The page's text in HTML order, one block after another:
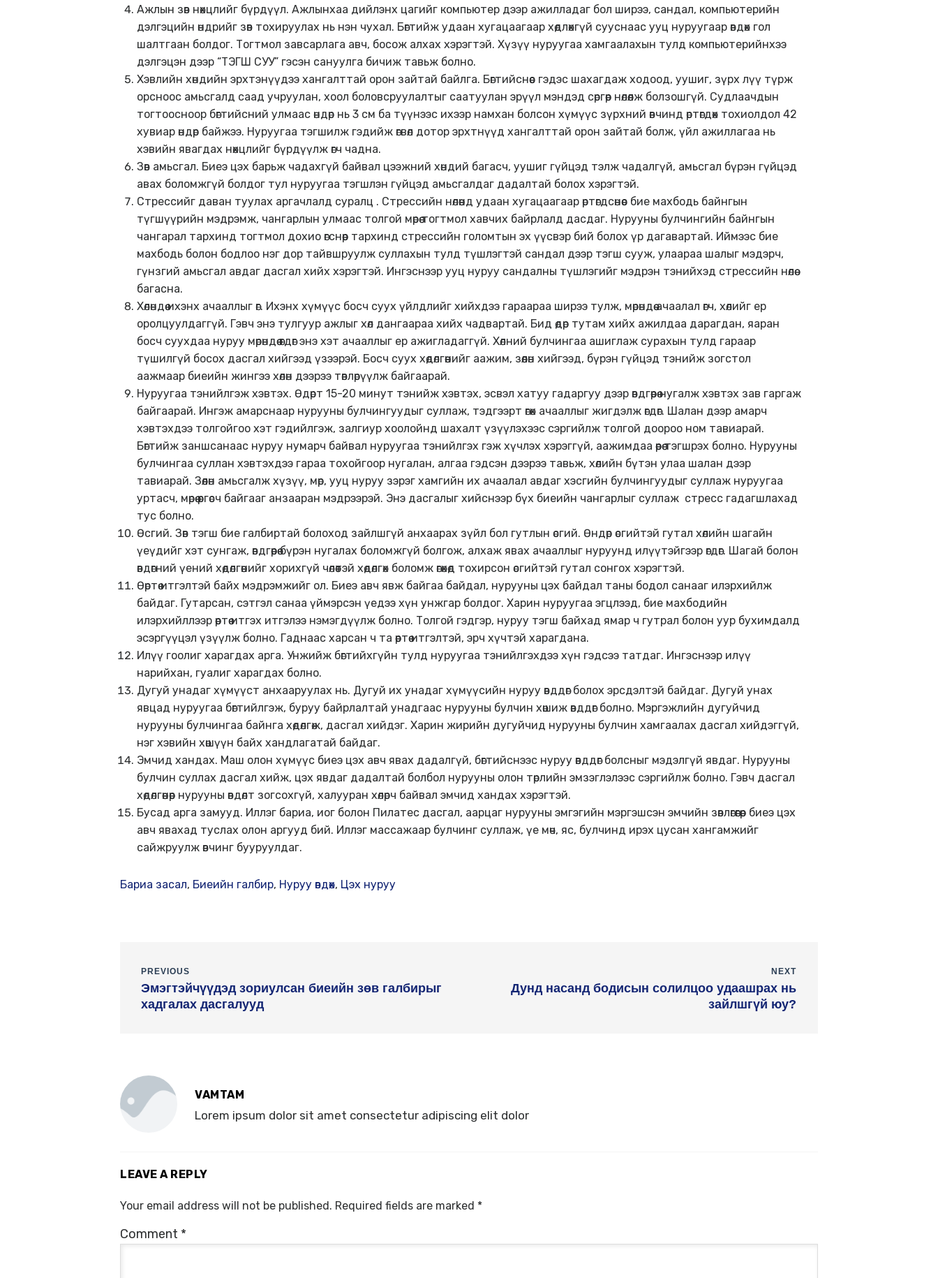
Ажлын зөв нөхцлийг бүрдүүл. Ажлынхаа дийлэнх цагийг компьютер дээр ажилладаг бол ширээ, сандал, компьютерийн
дэлгэцийн өндрийг зөв тохируулах нь нэн чухал. Бөгтийж удаан хугацаагаар хөдлөхгүй сууснаас ууц нуруугаар өвдөх гол
шалтгаан болдог. Тогтмол завсарлага авч, босож алхах хэрэгтэй. Хүзүү нуруугаа хамгаалахын тулд компьютерийнхээ
дэлгэцэн дээр “ТЭГШ СУУ” гэсэн сануулга бичиж тавьж болно.
Хэвлийн хөндийн эрхтэнүүдээ хангалттай орон зайтай байлга. Бөгтийснөөс гэдэс шахагдаж ходоод, уушиг, зүрх лүү түрж
орсноос амьсгалд саад учруулан, хоол боловсруулалтыг саатуулан эрүүл мэндэд сөргөөр нөлөөлж болзошгүй. Судлаачдын
тогтоосноор бөгтийсний улмаас өндөр нь 3 см ба түүнээс ихээр намхан болсон хүмүүс зүрхний өвчинд өртөгдөх тохиолдол 42
хувиар өндөр байжээ. Нуруугаа тэгшилж гэдийж өгвөл дотор эрхтнүүд хангалттай орон зайтай болж, үйл ажиллагаа нь
хэвийн явагдах нөхцлийг бүрдүүлж өгч чадна.
Зөв амьсгал. Биеэ цэх барьж чадахгүй байвал цээжний хөндий багасч, уушиг гүйцэд тэлж чадалгүй, амьсгал бүрэн гүйцэд
авах боломжгүй болдог тул нуруугаа тэгшлэн гүйцэд амьсгалдаг дадалтай болох хэрэгтэй.
Стрессийг даван туулах аргачлалд суралц . Стрессийн нөлөөнд удаан хугацаагаар өртөгдсөнөөс бие махбодь байнгын
түгшүүрийн мэдрэмж, чангарлын улмаас толгой мөрөө тогтмол хавчих байрлалд дасдаг. Нурууны булчингийн байнгын
чангарал тархинд тогтмол дохио өгснөөр тархинд стрессийн голомтын эх үүсвэр бий болох үр дагавартай. Иймээс бие
махбодь болон бодлоо нэг дор тайвшруулж суллахын тулд түшлэгтэй сандал дээр тэгш сууж, улаараа шалыг мэдэрч,
гүнзгий амьсгал авдаг дасгал хийх хэрэгтэй. Ингэснээр ууц нуруу сандалны түшлэгийг мэдрэн тэнийхэд стрессийн нөлөө
багасна.
Хөлөндөө ихэнх ачааллыг өг. Ихэнх хүмүүс босч суух үйлдлийг хийхдээ гараараа ширээ тулж, мөрөндөө ачаалал өгч, хөлийг ер
оролцуулдаггүй. Гэвч энэ тулгуур ажлыг хөл дангаараа хийх чадвартай. Бид өдөр тутам хийх ажилдаа дарагдан, яаран
босч суухдаа нуруу мөрөндөө өгдөг энэ хэт ачааллыг ер ажигладаггүй. Хөлний булчингаа ашиглаж сурахын тулд гараар
түшилгүй босох дасгал хийгээд үзээрэй. Босч суух хөдөлгөөнийг аажим, зөөлөн хийгээд, бүрэн гүйцэд тэнийж зогстол
аажмаар биеийн жингээ хөлөн дээрээ төвлөрүүлж байгаарай.
Нуруугаа тэнийлгэж хэвтэх. Өдөрт 15-20 минут тэнийж хэвтэх, эсвэл хатуу гадаргуу дээр өвдгөөрөө нугалж хэвтэх зав гаргаж
байгаарай. Ингэж амарснаар нурууны булчингуудыг суллаж, тэдгээрт өгөх ачааллыг жигдэлж өгдөг. Шалан дээр амарч
хэвтэхдээ толгойгоо хэт гэдийлгэж, залгиур хоолойнд шахалт үзүүлэхээс сэргийлж толгой доороо ном тавиарай.
Бөгтийж заншсанаас нуруу нумарч байвал нуруугаа тэнийлгэх гэж хүчлэх хэрэггүй, аажимдаа өөрөө тэгшрэх болно. Нурууны
булчингаа суллан хэвтэхдээ гараа тохойгоор нугалан, алгаа гэдсэн дээрээ тавьж, хөлийн бүтэн улаа шалан дээр
тавиарай. Зөөлөн амьсгалж хүзүү, мөр, ууц нуруу зэрэг хамгийн их ачаалал авдаг хэсгийн булчингуудыг суллаж нуруугаа
уртасч, мөрөө өргөсч байгааг анзааран мэдрээрэй. Энэ дасгалыг хийснээр бүх биеийн чангарлыг суллаж стресс гадагшлахад
тус болно.
Өсгий. Зөв тэгш бие галбиртай болоход зайлшгүй анхаарах зүйл бол гутлын өсгий. Өндөр өсгийтэй гутал хөлийн шагайн
үеүдийг хэт сунгаж, өвдгөөрөө бүрэн нугалах боломжгүй болгож, алхаж явах ачааллыг нуруунд илүүтэйгээр өгдөг. Шагай болон
өвдөгний үений хөдөлгөөнийг хорихгүй чөлөөтэй хөдөлгөх боломж өгөхөд тохирсон өсгийтэй гутал сонгох хэрэгтэй.
Өөртөө итгэлтэй байх мэдрэмжийг ол. Биеэ авч явж байгаа байдал, нурууны цэх байдал таны бодол санааг илэрхийлж
байдаг. Гутарсан, сэтгэл санаа үймэрсэн үедээ хүн унжгар болдог. Харин нуруугаа эгцлээд, бие махбодийн
илэрхийллээр өөртөө итгэх итгэлээ нэмэгдүүлж болно. Толгой гэдгэр, нуруу тэгш байхад ямар ч гутрал болон уур бухимдалд
эсэргүүцэл үзүүлж болно. Гаднаас харсан ч та өөртөө итгэлтэй, эрч хүчтэй харагдана.
Илүү гоолиг харагдах арга. Унжийж бөгтийхгүйн тулд нуруугаа тэнийлгэхдээ хүн гэдсээ татдаг. Ингэснээр илүү
нарийхан, гуалиг харагдах болно.
Дугуй унадаг хүмүүст анхааруулах нь. Дугуй их унадаг хүмүүсийн нуруу өвддөг болох эрсдэлтэй байдаг. Дугуй унах
явцад нуруугаа бөгтийлгэж, буруу байрлалтай унадгаас нурууны булчин хөшиж өвддөг болно. Мэргэжлийн дугуйчид
нурууны булчингаа байнга хөдөлгөж, дасгал хийдэг. Харин жирийн дугуйчид нурууны булчин хамгаалах дасгал хийдэггүй,
нэг хэвийн хөшүүн байх хандлагатай байдаг.
Эмчид хандах. Маш олон хүмүүс биеэ цэх авч явах дадалгүй, бөгтийснээс нуруу өвддөг болсныг мэдэлгүй явдаг. Нурууны
булчин суллах дасгал хийж, цэх явдаг дадалтай болбол нурууны олон төрлийн эмзэглэлээс сэргийлж болно. Гэвч дасгал
хөдөлгөөнөөр нурууны өвдөлт зогсохгүй, халууран хөлөрч байвал эмчид хандах хэрэгтэй.
Бусад арга замууд. Иллэг бариа, иог болон Пилатес дасгал, аарцаг нурууны эмгэгийн мэргэшсэн эмчийн зөвлөгөөгөөр биеэ цэх
авч явахад туслах олон аргууд бий. Иллэг массажаар булчинг суллаж, үе мөч, яс, булчинд ирэх цусан хангамжийг
сайжруулж өвчинг бууруулдаг.
Бариа засал, Биеийн галбир, Нуруу өвдөх, Цэх нуруу
PREVIOUS
Эмэгтэйчүүдэд зориулсан биеийн зөв галбирыг
хадгалах дасгалууд
NEXT
Дунд насанд бодисын солилцоо удаашрах нь
зайлшгүй юу?
VAMTAM
Lorem ipsum dolor sit amet consectetur adipiscing elit dolor
LEAVE A REPLY
Your email address will not be published. Required fields are marked *
Comment *